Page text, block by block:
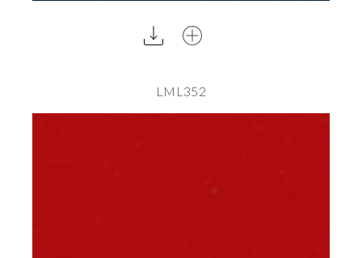
LML352